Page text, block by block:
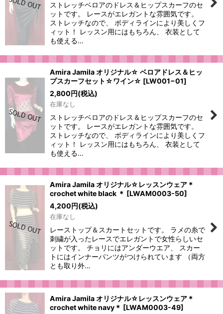
ストレッチベロアのドレス＆ヒップスカーフのセ
ットです。 レースがエレガントな雰囲気です。
ストレッチなので、 ボディラインにより美しくフ
ィット！ レッスン用にはもちろん、 衣装として
も使える…
Amira Jamila オリジナル☆ ベロアドレス＆ヒッ
プスカーフセット☆ワイン☆ [LW001−01]
2,800円(税込)
在庫なし
ストレッチベロアのドレス＆ヒップスカーフのセ
ットです。 レースがエレガントな雰囲気です。
ストレッチなので、 ボディラインにより美しくフ
ィット！ レッスン用にはもちろん、 衣装として
も使える…
Amira Jamila オリジナル☆レッスンウェア＊
crochet white black ＊ [LWAM0003-50]
4,200円(税込)
在庫なし
レーストップ＆スカートセットです。 ラメの糸で
刺繍が入ったレースでエレガントで女性らしいセ
ットです。 チョリにはアンダーウエア、 スカー
トにはインナーパンツがつけられています （両方
とも取り外…
Amira Jamila オリジナル☆レッスンウェア＊
crochet white navy＊ [LWAM0003-49]